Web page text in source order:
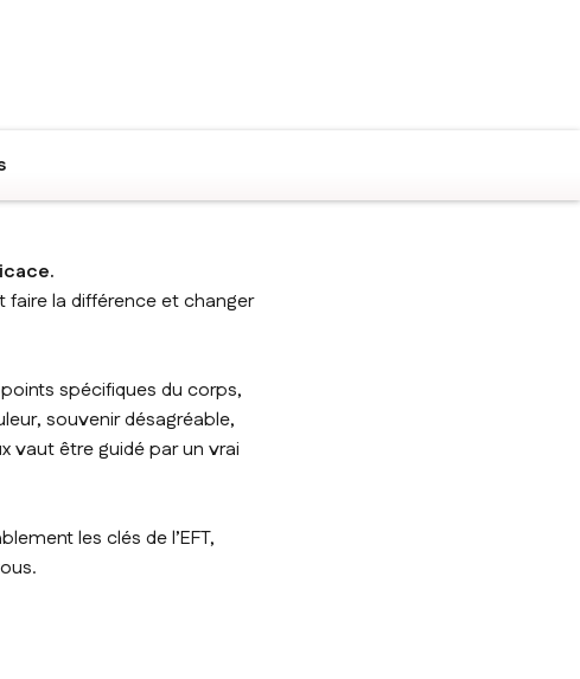
faire la différence et changer
spécifiques du corps,
souvenir désagréable,
vaut être guidé par un vrai
les clés de l’EFT,